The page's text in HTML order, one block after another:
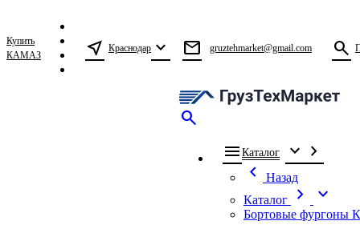
Купить
КАМАЗ
near_me Краснодар expand_more mail gruztehmarket@gmail.com search
search
menu Каталог expand_more chevron_right
chevron_left
Назад
Каталог
chevron_right expand_more
Бортовые